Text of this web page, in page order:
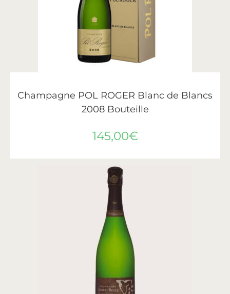
Champagne POL ROGER Blanc de Blancs
2008 Bouteille
145,00€